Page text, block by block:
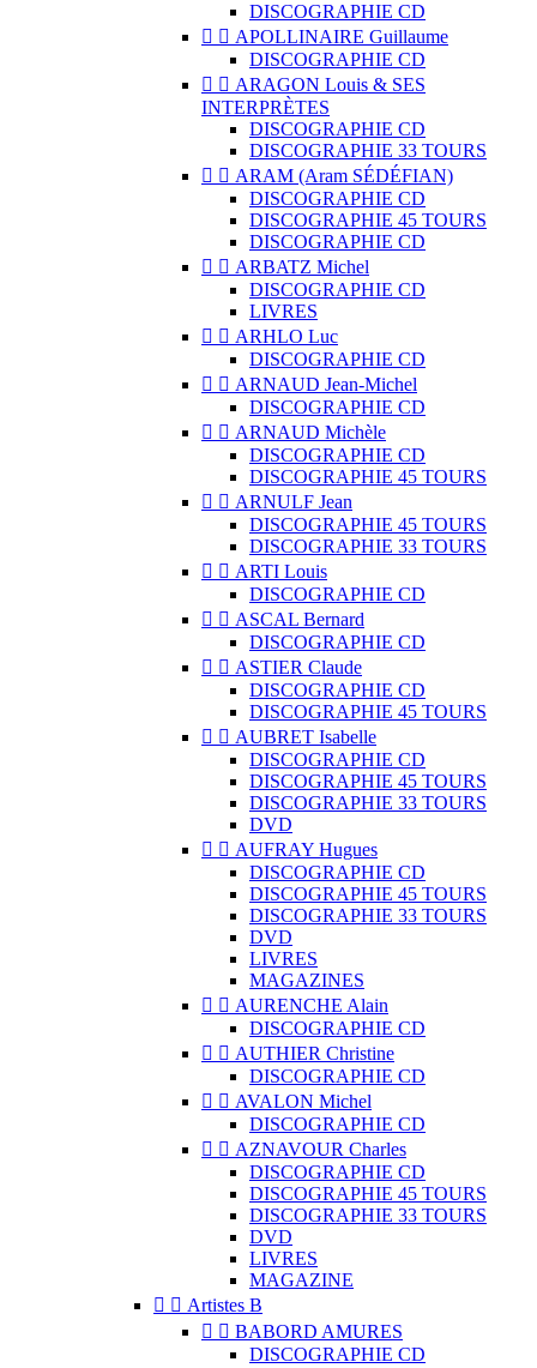
DISCOGRAPHIE CD
  APOLLINAIRE Guillaume
DISCOGRAPHIE CD
  ARAGON Louis & SES
INTERPRÈTES
DISCOGRAPHIE CD
DISCOGRAPHIE 33 TOURS
  ARAM (Aram SÉDÉFIAN)
DISCOGRAPHIE CD
DISCOGRAPHIE 45 TOURS
DISCOGRAPHIE CD
  ARBATZ Michel
DISCOGRAPHIE CD
LIVRES
  ARHLO Luc
DISCOGRAPHIE CD
  ARNAUD Jean-Michel
DISCOGRAPHIE CD
  ARNAUD Michèle
DISCOGRAPHIE CD
DISCOGRAPHIE 45 TOURS
  ARNULF Jean
DISCOGRAPHIE 45 TOURS
DISCOGRAPHIE 33 TOURS
  ARTI Louis
DISCOGRAPHIE CD
  ASCAL Bernard
DISCOGRAPHIE CD
  ASTIER Claude
DISCOGRAPHIE CD
DISCOGRAPHIE 45 TOURS
  AUBRET Isabelle
DISCOGRAPHIE CD
DISCOGRAPHIE 45 TOURS
DISCOGRAPHIE 33 TOURS
DVD
  AUFRAY Hugues
DISCOGRAPHIE CD
DISCOGRAPHIE 45 TOURS
DISCOGRAPHIE 33 TOURS
DVD
LIVRES
MAGAZINES
  AURENCHE Alain
DISCOGRAPHIE CD
  AUTHIER Christine
DISCOGRAPHIE CD
  AVALON Michel
DISCOGRAPHIE CD
  AZNAVOUR Charles
DISCOGRAPHIE CD
DISCOGRAPHIE 45 TOURS
DISCOGRAPHIE 33 TOURS
DVD
LIVRES
MAGAZINE
  Artistes B
  BABORD AMURES
DISCOGRAPHIE CD